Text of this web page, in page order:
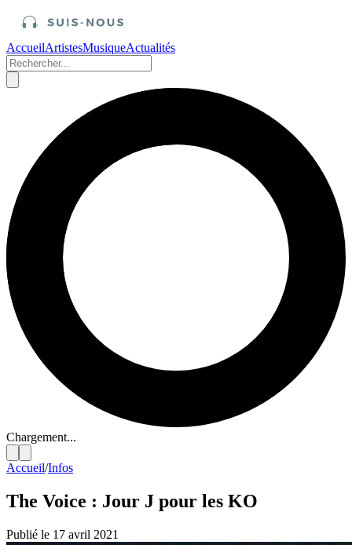
AccueilArtistesMusiqueActualités
Chargement...
Accueil/Infos
The Voice : Jour J pour les KO
Publié le 17 avril 2021